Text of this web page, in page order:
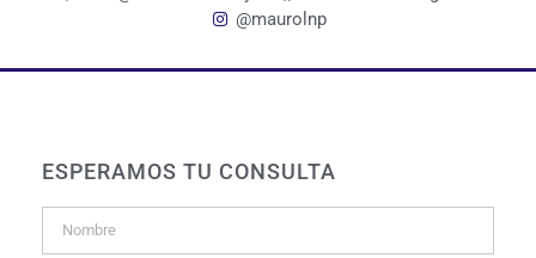
@maurolnp
ESPERAMOS TU CONSULTA